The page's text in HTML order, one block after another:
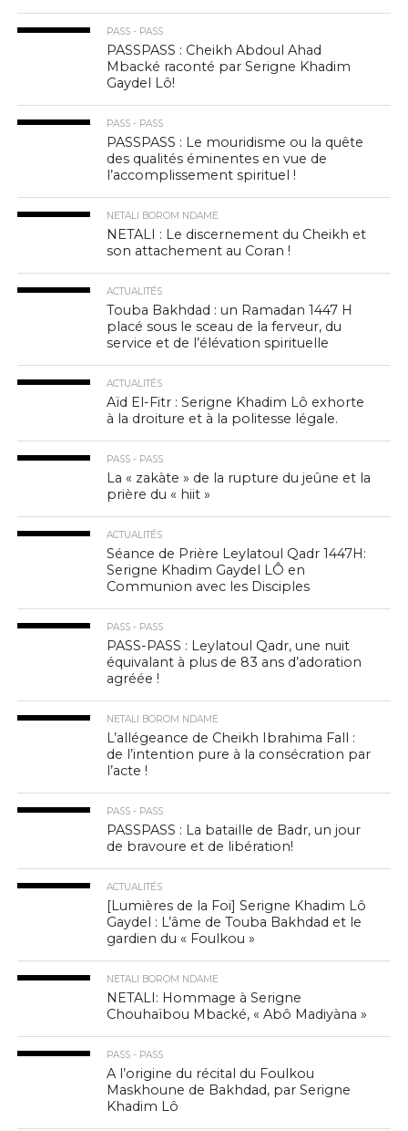
PASS - PASS
PASSPASS : Cheikh Abdoul Ahad
Mbacké raconté par Serigne Khadim
Gaydel Lô!
PASS - PASS
PASSPASS : Le mouridisme ou la quête
des qualités éminentes en vue de
l’accomplissement spirituel !
NETALI BOROM NDAME
NETALI : Le discernement du Cheikh et
son attachement au Coran !
ACTUALITÉS
Touba Bakhdad : un Ramadan 1447 H
placé sous le sceau de la ferveur, du
service et de l’élévation spirituelle
ACTUALITÉS
Aïd El-Fitr : Serigne Khadim Lô exhorte
à la droiture et à la politesse légale.
PASS - PASS
La « zakàte » de la rupture du jeûne et la
prière du « hiit »
ACTUALITÉS
Séance de Prière Leylatoul Qadr 1447H:
Serigne Khadim Gaydel LÔ en
Communion avec les Disciples
PASS - PASS
PASS-PASS : Leylatoul Qadr, une nuit
équivalant à plus de 83 ans d’adoration
agréée !
NETALI BOROM NDAME
L’allégeance de Cheikh Ibrahima Fall :
de l’intention pure à la consécration par
l’acte !
PASS - PASS
PASSPASS : La bataille de Badr, un jour
de bravoure et de libération!
ACTUALITÉS
[Lumières de la Foi] Serigne Khadim Lô
Gaydel : L’âme de Touba Bakhdad et le
gardien du « Foulkou »
NETALI BOROM NDAME
NETALI: Hommage à Serigne
Chouhaïbou Mbacké, « Abô Madiyàna »
PASS - PASS
A l’origine du récital du Foulkou
Maskhoune de Bakhdad, par Serigne
Khadim Lô